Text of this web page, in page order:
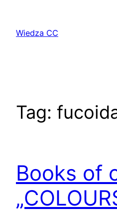
treściWiedza CC
Tag:
Books of